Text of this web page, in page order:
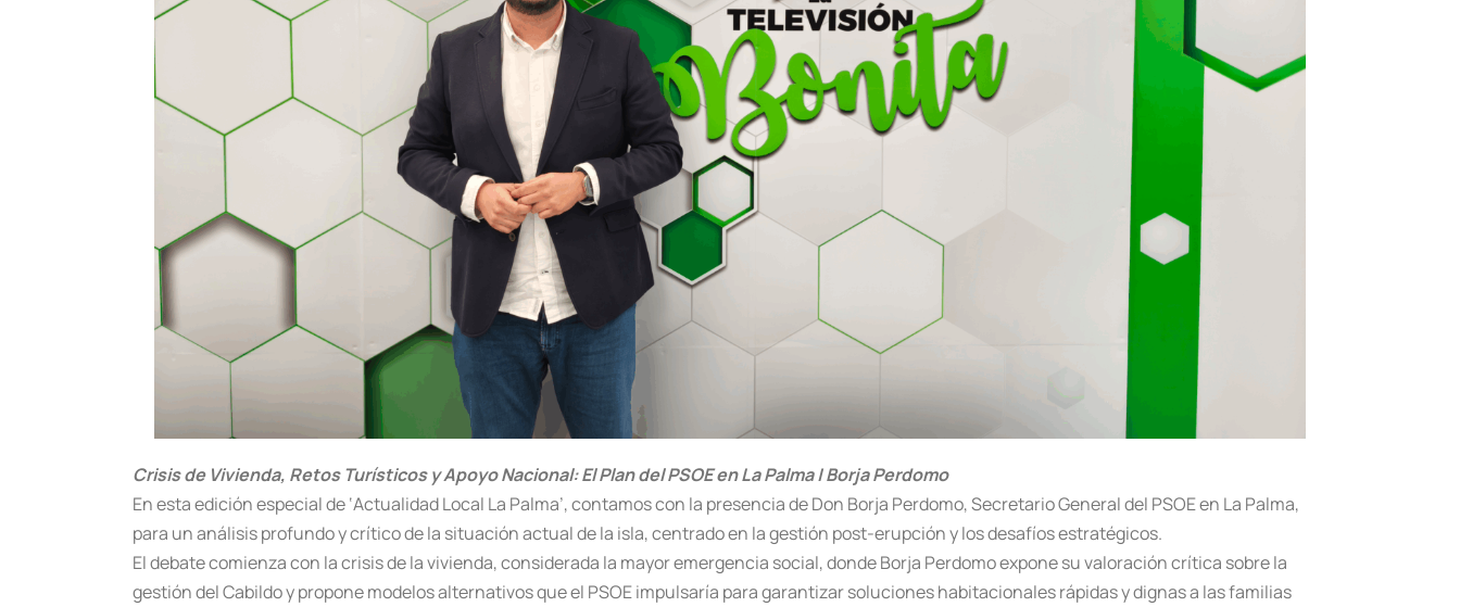
Crisis de Vivienda, Retos Turísticos y Apoyo Nacional: El Plan del PSOE en La Palma | Borja Perdomo
En esta edición especial de ‘Actualidad Local La Palma’, contamos con la presencia de Don Borja Perdomo, Secretario General del PSOE en La Palma,
para un análisis profundo y crítico de la situación actual de la isla, centrado en la gestión post-erupción y los desafíos estratégicos.
El debate comienza con la crisis de la vivienda, considerada la mayor emergencia social, donde Borja Perdomo expone su valoración crítica sobre la
gestión del Cabildo y propone modelos alternativos que el PSOE impulsaría para garantizar soluciones habitacionales rápidas y dignas a las familias